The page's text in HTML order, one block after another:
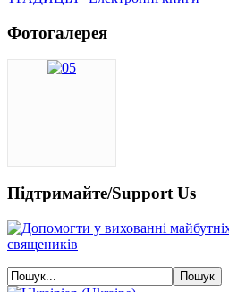
Фотогалерея
Підтримайте/Support Us